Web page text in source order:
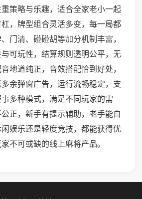
策略与乐趣，适合全家老小一起
，牌型组合灵活多变，每一局都
门清、碰碰胡等加分机制丰富，
可玩性，结算规则透明公平，无
地道纯正，音效搭配恰到好处，
余弹窗广告，运行流畅稳定，支
多种模式，满足不同玩家的需
正，新手有提示辅助，老手能自
娱乐还是轻度竞技，都能获得优
不可或缺的线上麻将产品。